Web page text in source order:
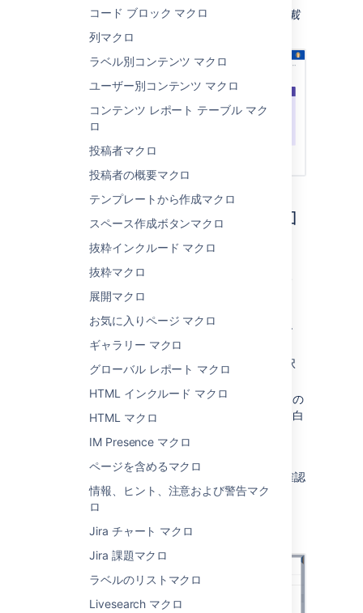
コー​ド ブロック マクロ
列マクロ
ラベル別コンテンツ マクロ
ユーザー別コンテンツ マクロ
コンテンツ レポート テーブル マク
ロ
投稿者マクロ
投稿者の概要マクロ
テンプレートから作成マクロ
スペース作成ボタンマクロ
抜粋インクルード マクロ
抜粋マクロ
展開マクロ
お気に入りページ マクロ
ギャラリー マクロ
グローバル レポート マクロ
HTML インクルード マクロ
HTML マクロ
IM Presence マクロ
ページを含めるマクロ
情報、ヒント、注意および警告マク
ロ
Jira チャート マクロ
Jira 課題マクロ
ラベルのリストマクロ
Livesearch マクロ
スクリーンショット: 便利なリンクの一覧を記載
した紫色のパネル マクロを含むページ。
このマクロをページに追加
する
パネル マップ マクロをページに追加するには、
次の手順を実行します。
エディタのツールバーで、[
>
[その他のマクロ] を選択します。
形式設定] カテゴリから [ パネル
] を選択
します。
任意のパラメーターを入力します。空白の
ままにすると、枠線が灰色のシンプルな白
[挿入 ] をクリックします。
その後、ページを公開するとマクロの動作を確認
できます。
ル、枠線、および背景色の指定。